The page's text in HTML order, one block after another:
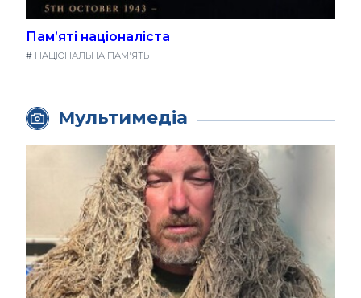
Пам’яті націоналіста
# НАЦІОНАЛЬНА ПАМ'ЯТЬ
Мультимедіа